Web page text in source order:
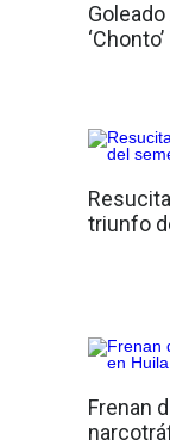
triunfo
Frenan